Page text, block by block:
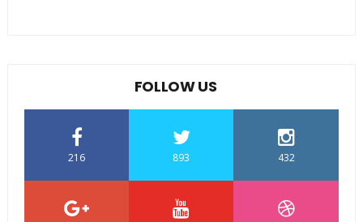
FOLLOW US
216 893 432